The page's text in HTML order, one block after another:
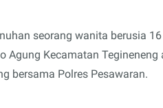
seorang wanita berusia
Agung Kecamatan
bersama Polres Pesawaran.